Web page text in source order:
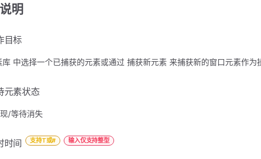
明
目标
库 中选择一个已捕获的元素或通过 捕获新元素 来捕获新的窗口元素作为
元素状态
/等待消失
时间 支持T或# 输入仅支持整型